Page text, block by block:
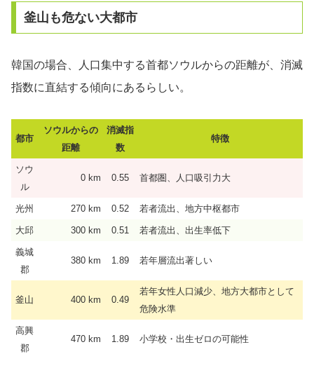
釜山も危ない大都市
韓国の場合、人口集中する首都ソウルからの距離が、消滅
指数に直結する傾向にあるらしい。
都市
ソウルからの
距離
消滅指
数
特徴
ソウ
ル
0 km 0.55 首都圏、人口吸引力大
光州 270 km 0.52 若者流出、地方中枢都市
大邱 300 km 0.51 若者流出、出生率低下
義城
郡
380 km 1.89 若年層流出著しい
釜山 400 km 0.49
若年女性人口減少、地方大都市として
危険水準
高興
郡
470 km 1.89 小学校・出生ゼロの可能性